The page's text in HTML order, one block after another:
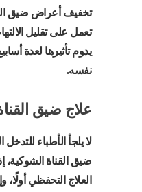
تخفيف أعراض ضيق
تعمل على تقليل
يدوم تأثيرها لعدة
نفسه.
علاج ضيق
لا يلجأ الأطباء
ضيق القناة
العلاج التحفظي أولًا،